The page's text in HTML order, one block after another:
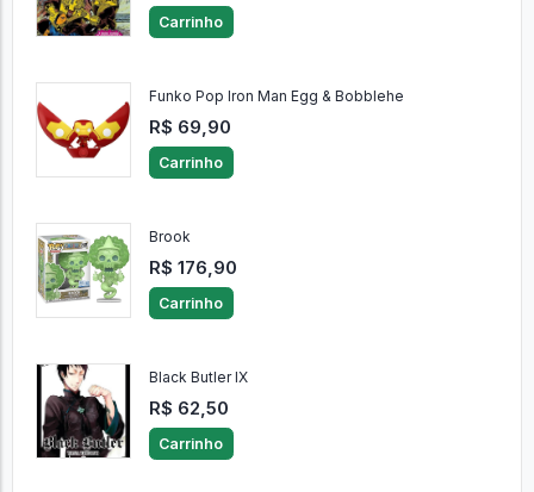
Carrinho
Funko Pop Iron Man Egg & Bobblehe
R$ 69,90
Carrinho
Brook
R$ 176,90
Carrinho
Black Butler IX
R$ 62,50
Carrinho